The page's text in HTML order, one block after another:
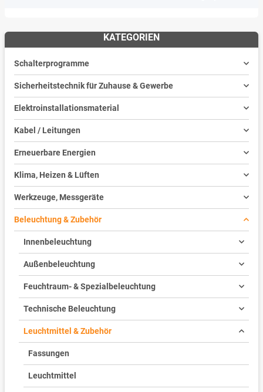
KATEGORIEN
Schalterprogramme
Sicherheitstechnik für Zuhause & Gewerbe
Elektroinstallationsmaterial
Kabel / Leitungen
Erneuerbare Energien
Klima, Heizen & Lüften
Werkzeuge, Messgeräte
Beleuchtung & Zubehör
Innenbeleuchtung
Außenbeleuchtung
Feuchtraum- & Spezialbeleuchtung
Technische Beleuchtung
Leuchtmittel & Zubehör
Fassungen
Leuchtmittel